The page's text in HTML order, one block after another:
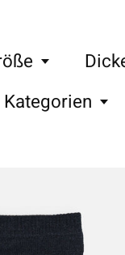
Kategorien